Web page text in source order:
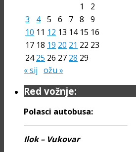
1
2
3
4 5 6 7 8
9
10 11 12 13 14 15 16
17 18 19 20 21 22 23
24 25 26 27 28 29
« sij ožu »
Red vožnje:
Polasci autobusa:
Ilok – Vukovar